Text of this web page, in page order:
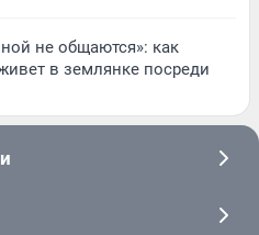
не общаются»: как
в землянке посреди